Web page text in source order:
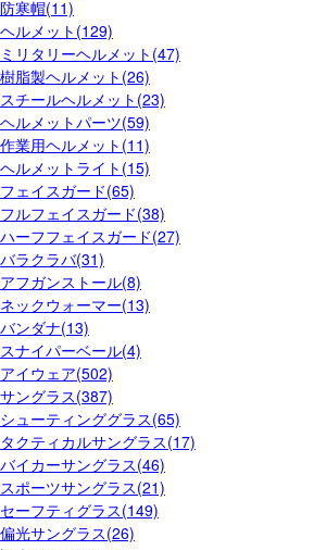
防寒帽(11)
ヘルメット(129)
ミリタリーヘルメット(47)
樹脂製ヘルメット(26)
スチールヘルメット(23)
ヘルメットパーツ(59)
作業用ヘルメット(11)
ヘルメットライト(15)
フェイスガード(65)
フルフェイスガード(38)
ハーフフェイスガード(27)
バラクラバ(31)
アフガンストール(8)
ネックウォーマー(13)
バンダナ(13)
スナイパーベール(4)
アイウェア(502)
サングラス(387)
シューティンググラス(65)
タクティカルサングラス(17)
バイカーサングラス(46)
スポーツサングラス(21)
セーフティグラス(149)
偏光サングラス(26)